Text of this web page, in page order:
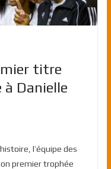
titre
à Danielle
l’équipe des
premier trophée